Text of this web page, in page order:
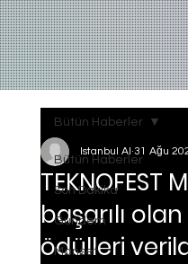
Bütün Haberler
Son Dakika
Gundem
Manset
Bütün Haberler
başarılı
ödülleri
Istanbul AI 31 Ağu